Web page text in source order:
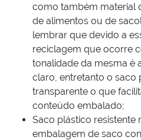
como também material
de alimentos ou de
lembrar que devido a
reciclagem que ocorre
tonalidade da mesma é
claro, entretanto o saco
transparente o que
conteúdo embalado;
Saco plástico resistente
embalagem de saco